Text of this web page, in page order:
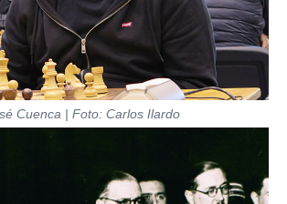
Cuenca | Foto: Carlos Ilardo